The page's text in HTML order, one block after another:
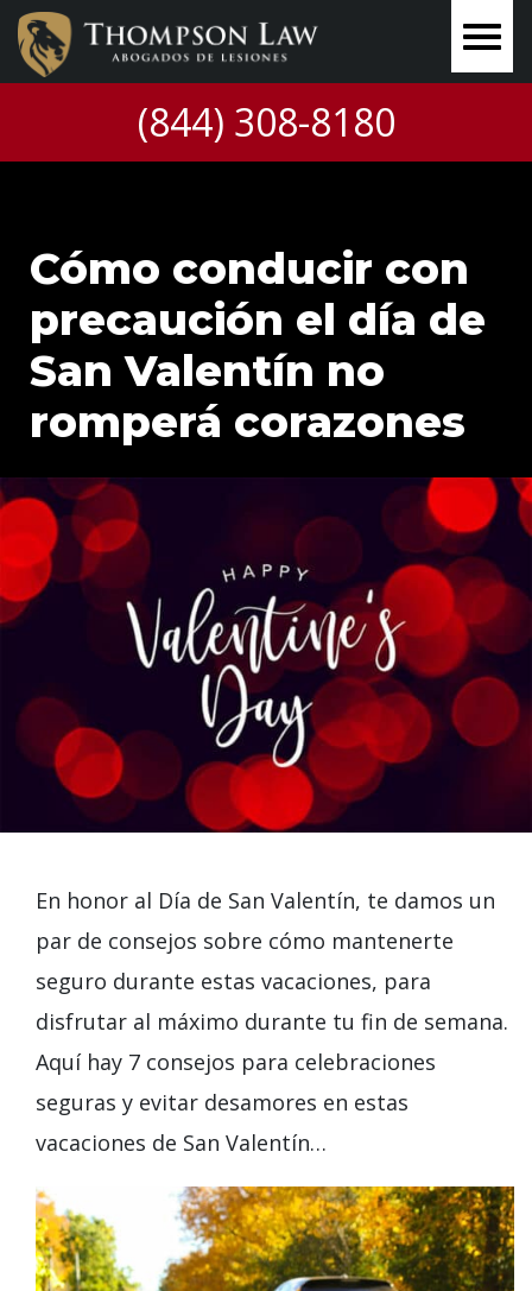
(844) 308-8180
Cómo conducir con
precaución el día de
San Valentín no
romperá corazones
En honor al Día de San Valentín, te damos un
par de consejos sobre cómo mantenerte
seguro durante estas vacaciones, para
disfrutar al máximo durante tu fin de semana.
Aquí hay 7 consejos para celebraciones
seguras y evitar desamores en estas
vacaciones de San Valentín…